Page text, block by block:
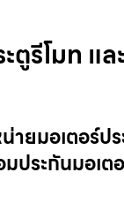
ตูรีโมท แล
ายมอเตอร์ป
ประกันมอเต